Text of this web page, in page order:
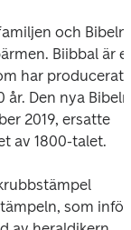
och Bibeln
Biibbal är
har producerats
Den nya
2019, ersatte
av 1800-talet.
som